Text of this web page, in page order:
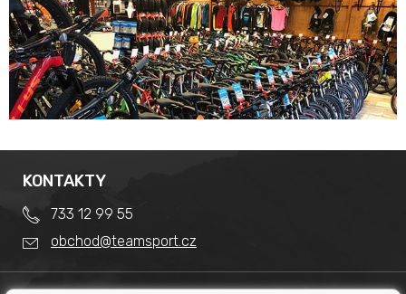
KONTAKTY
733 12 99 55
obchod@teamsport.cz